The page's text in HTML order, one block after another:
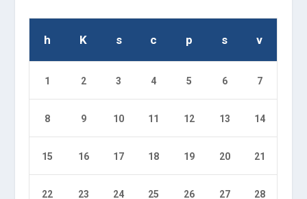
h K s c p s v
1 2 3 4 5 6 7
8 9 10 11 12 13 14
15 16 17 18 19 20 21
22 23 24 25 26 27 28